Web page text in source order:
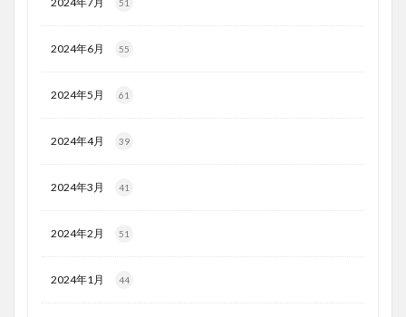
51
2024年6月 55
2024年5月 61
2024年4月 39
2024年3月 41
2024年2月 51
2024年1月 44